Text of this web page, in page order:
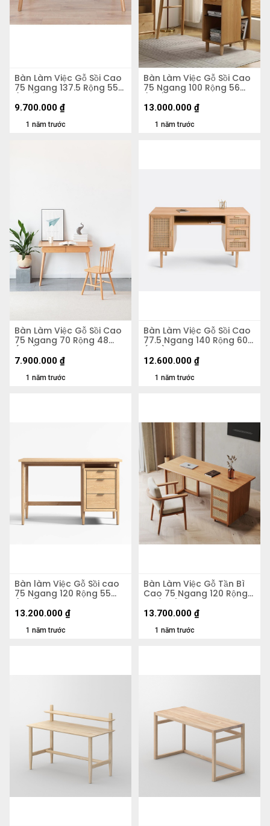
Bàn Làm Việc Gỗ Sồi Cao
75 Ngang 137.5 Rộng 55
(cm)
1 năm trước
9.700.000 ₫
Bàn Làm Việc Gỗ Sồi Cao
75 Ngang 100 Rộng 56
(cm)
1 năm trước
13.000.000 ₫
Bàn Làm Việc Gỗ Sồi Cao
75 Ngang 70 Rộng 48
(cm)
1 năm trước
7.900.000 ₫
Bàn Làm Việc Gỗ Sồi Cao
77.5 Ngang 140 Rộng 60
(cm)
1 năm trước
12.600.000 ₫
Bàn làm Việc Gỗ Sồi cao
75 Ngang 120 Rộng 55
(cm)
1 năm trước
13.200.000 ₫
Bàn Làm Việc Gỗ Tần Bì
Cao 75 Ngang 120 Rộng
60 (cm)
1 năm trước
13.700.000 ₫